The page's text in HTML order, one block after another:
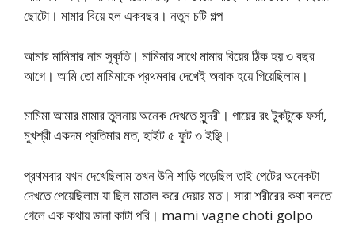
ছোটো। মামার বিয়ে হল একবছর। নতুন চটি গল্প
আমার মামিমার নাম সুকৃতি। মামিমার সাথে মামার বিয়ের ঠিক হয় ৩ বছর
আগে। আমি তো মামিমাকে প্রথমবার দেখেই অবাক হয়ে গিয়েছিলাম।
মামিমা আমার মামার তুলনায় অনেক দেখতে সুন্দরী। গায়ের রং টুকটুকে ফর্সা,
মুখশ্রী একদম প্রতিমার মত, হাইট ৫ ফুট ৩ ইঞ্ছি।
প্রথমবার যখন দেখেছিলাম তখন উনি শাড়ি পড়েছিল তাই পেটের অনেকটা
দেখতে পেয়েছিলাম যা ছিল মাতাল করে দেয়ার মত। সারা শরীরের কথা বলতে
গেলে এক কথায় ডানা কাটা পরি। mami vagne choti golpo